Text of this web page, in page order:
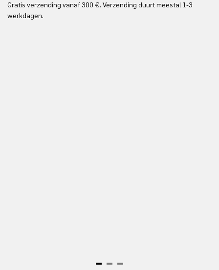
Gratis verzending vanaf 300 €. Verzending duurt meestal 1-3
werkdagen.